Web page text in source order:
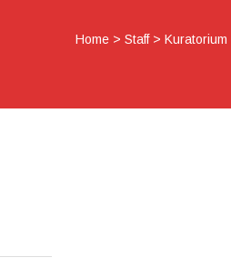
Home >Staff>Kuratorium